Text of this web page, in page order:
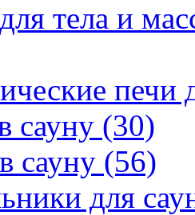
тела и
печи
сауну (30)
сауну (56)
для